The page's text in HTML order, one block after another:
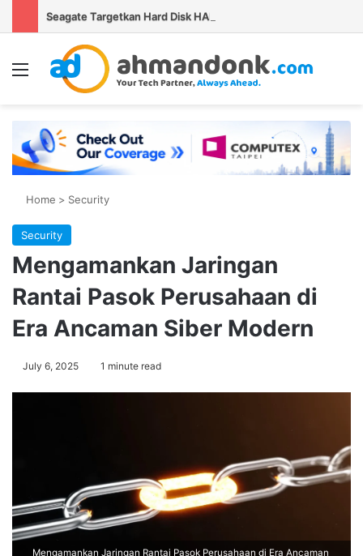
Menu
Home > Security
Security
Mengamankan Jaringan
Rantai Pasok Perusahaan di
Era Ancaman Siber Modern
July 6, 2025 1 minute read
Mengamankan Jaringan Rantai Pasok Perusahaan di Era Ancaman